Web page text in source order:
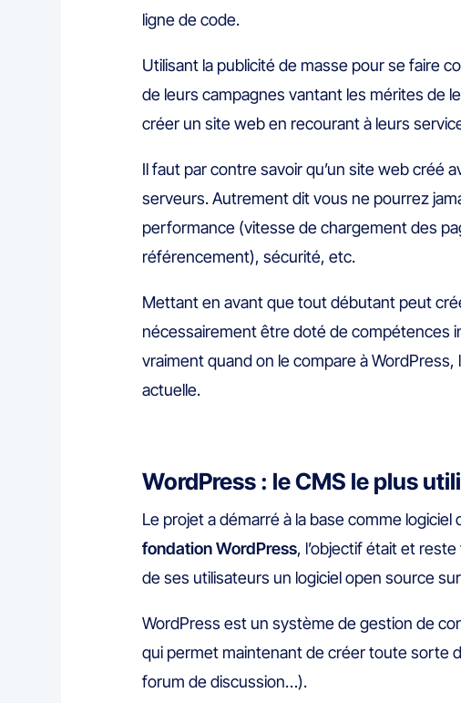
ligne de code.
Utilisant la publicité de masse pour se faire
de leurs campagnes vantant les mérites de
créer un site web en recourant à leurs
Il faut par contre savoir qu’un site web créé
serveurs. Autrement dit vous ne pourrez
performance (vitesse de chargement des
référencement), sécurité, etc.
Mettant en avant que tout débutant peut
nécessairement être doté de compétences
vraiment quand on le compare à WordPress,
actuelle.
WordPress : le CMS le plus
Le projet a démarré à la base comme
fondation WordPress, l’objectif était et
de ses utilisateurs un logiciel open source
WordPress est un système de gestion de
qui permet maintenant de créer toute sorte
forum de discussion…).